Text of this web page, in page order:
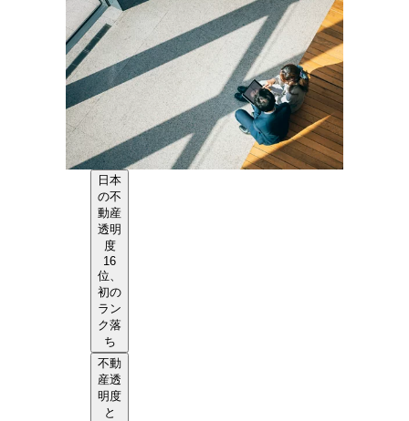
日本
の不
動産
透明
度
16
位、
初の
ラン
ク落
ち
不動
産透
明度
と